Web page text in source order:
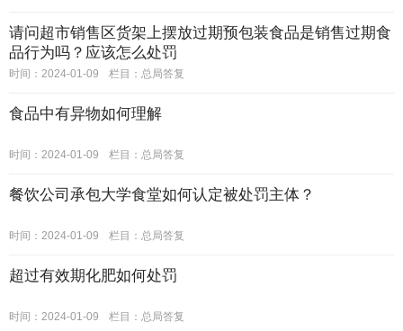
请问超市销售区货架上摆放过期预包装食品是销售过期食
品行为吗？应该怎么处罚
时间：2024-01-09 栏目： 总局答复
食品中有异物如何理解
时间：2024-01-09 栏目： 总局答复
餐饮公司承包大学食堂如何认定被处罚主体？
时间：2024-01-09 栏目： 总局答复
超过有效期化肥如何处罚
时间：2024-01-09 栏目： 总局答复